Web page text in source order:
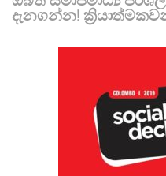
දැනගන්න!